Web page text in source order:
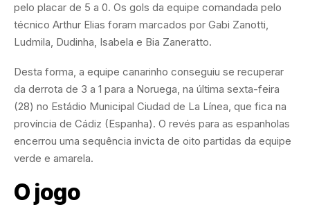
pelo placar de 5 a 0. Os gols da equipe comandada pelo
técnico Arthur Elias foram marcados por Gabi Zanotti,
Ludmila, Dudinha, Isabela e Bia Zaneratto.
Desta forma, a equipe canarinho conseguiu se recuperar
da derrota de 3 a 1 para a Noruega, na última sexta-feira
(28) no Estádio Municipal Ciudad de La Línea, que fica na
província de Cádiz (Espanha). O revés para as espanholas
encerrou uma sequência invicta de oito partidas da equipe
verde e amarela.
O jogo